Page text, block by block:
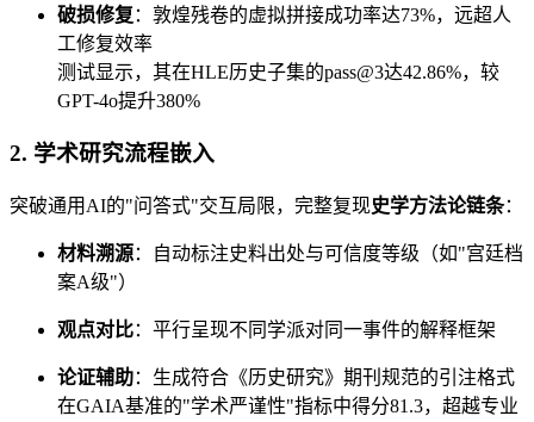
破损修复 ：敦煌残卷的虚拟拼接成功率达73%，远超人
工修复效率
测试显示，其在HLE历史子集的pass@3达42.86%，较
GPT-4o提升380%
2. 学术研究流程嵌入
突破通用AI的"问答式"交互局限，完整复现史学方法论链条：
材料溯源：自动标注史料出处与可信度等级（如"宫廷档
案A级"）
观点对比：平行呈现不同学派对同一事件的解释框架
论证辅助：生成符合《历史研究》期刊规范的引注格式
在GAIA基准的"学术严谨性"指标中得分81.3，超越专业